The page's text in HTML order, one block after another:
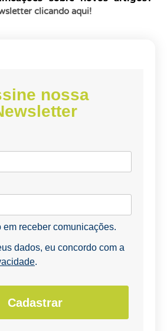
clicando aqui!
nossa
em receber comunicações.
dados, eu concordo com a
.
Cadastrar